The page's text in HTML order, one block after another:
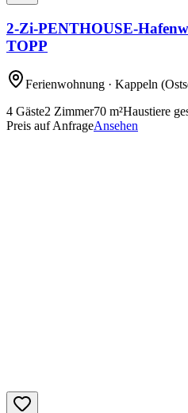
2-Zi-PENTHOUSE-
TOPP
Ferienwohnung · Kappeln
4 Gäste2 Zimmer70 m²Haustiere
Preis auf AnfrageAnsehen